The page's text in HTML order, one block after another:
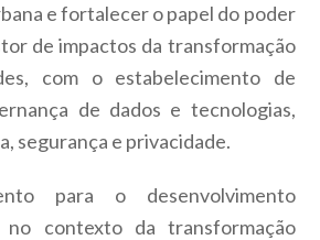
e fortalecer o papel do poder
de impactos da transformação
com o estabelecimento de
de dados e tecnologias,
segurança e privacidade.
para o desenvolvimento
no contexto da transformação